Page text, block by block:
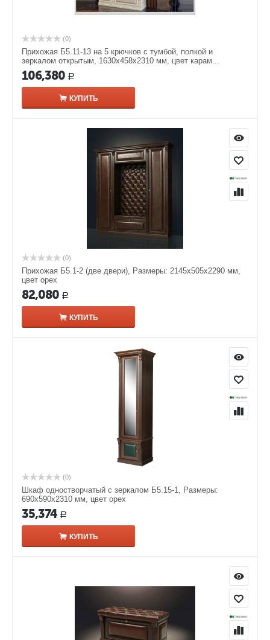
(0)
Прихожая Б5.11-13 на 5 крючков с тумбой, полкой и
зеркалом открытым, 1630х458х2310 мм, цвет карам...
106,380 Р
КУПИТЬ
(0)
Прихожая Б5.1-2 (две двери), Размеры: 2145х505х2290 мм,
цвет орех
82,080 Р
КУПИТЬ
(0)
Шкаф одностворчатый с зеркалом Б5.15-1, Размеры:
690х590х2310 мм, цвет орех
35,374 Р
КУПИТЬ